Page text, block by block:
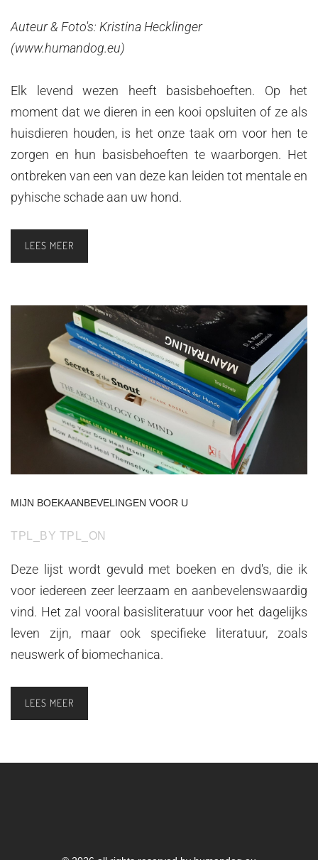
Auteur & Foto's: Kristina Hecklinger
(www.humandog.eu)
Elk levend wezen heeft basisbehoeften. Op het
moment dat we dieren in een kooi opsluiten of ze als
huisdieren houden, is het onze taak om voor hen te
zorgen en hun basisbehoeften te waarborgen. Het
ontbreken van een van deze kan leiden tot mentale en
pyhische schade aan uw hond.
LEES MEER
MIJN BOEKAANBEVELINGEN VOOR U
TPL_BY TPL_ON
Deze lijst wordt gevuld met boeken en dvd's, die ik
voor iedereen zeer leerzaam en aanbevelenswaardig
vind. Het zal vooral basisliteratuur voor het dagelijks
leven zijn, maar ook specifieke literatuur, zoals
neuswerk of biomechanica.
LEES MEER